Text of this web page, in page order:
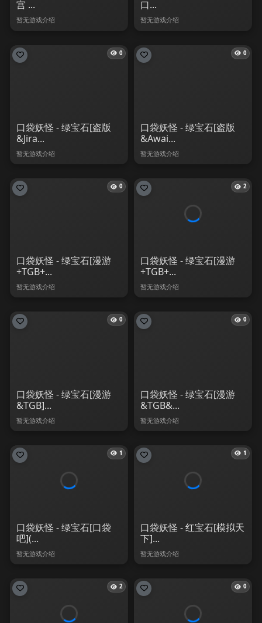
宫 ...
暂无游戏介绍
口...
暂无游戏介绍
0
口袋妖怪 - 绿宝石[盗版
&Jira...
暂无游戏介绍
0
口袋妖怪 - 绿宝石[盗版
&Awai...
暂无游戏介绍
0
口袋妖怪 - 绿宝石[漫游
+TGB+...
暂无游戏介绍
2
口袋妖怪 - 绿宝石[漫游
+TGB+...
暂无游戏介绍
0
口袋妖怪 - 绿宝石[漫游
&TGB]...
暂无游戏介绍
0
口袋妖怪 - 绿宝石[漫游
&TGB&...
暂无游戏介绍
1
口袋妖怪 - 绿宝石[口袋
吧](...
暂无游戏介绍
1
口袋妖怪 - 红宝石[模拟天
下]...
暂无游戏介绍
2 0